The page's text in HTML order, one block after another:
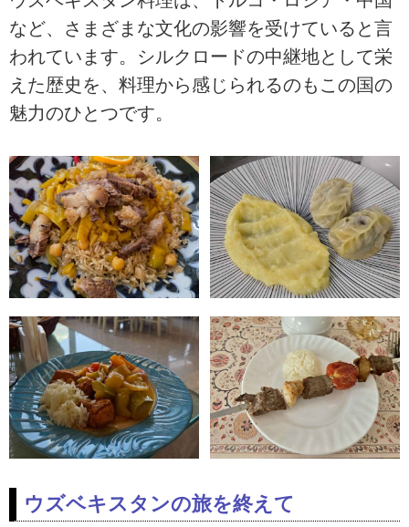
など、さまざまな文化の影響を受けていると言
われています。シルクロードの中継地として栄
えた歴史を、料理から感じられるのもこの国の
魅力のひとつです。
ウズベキスタンの旅を終えて